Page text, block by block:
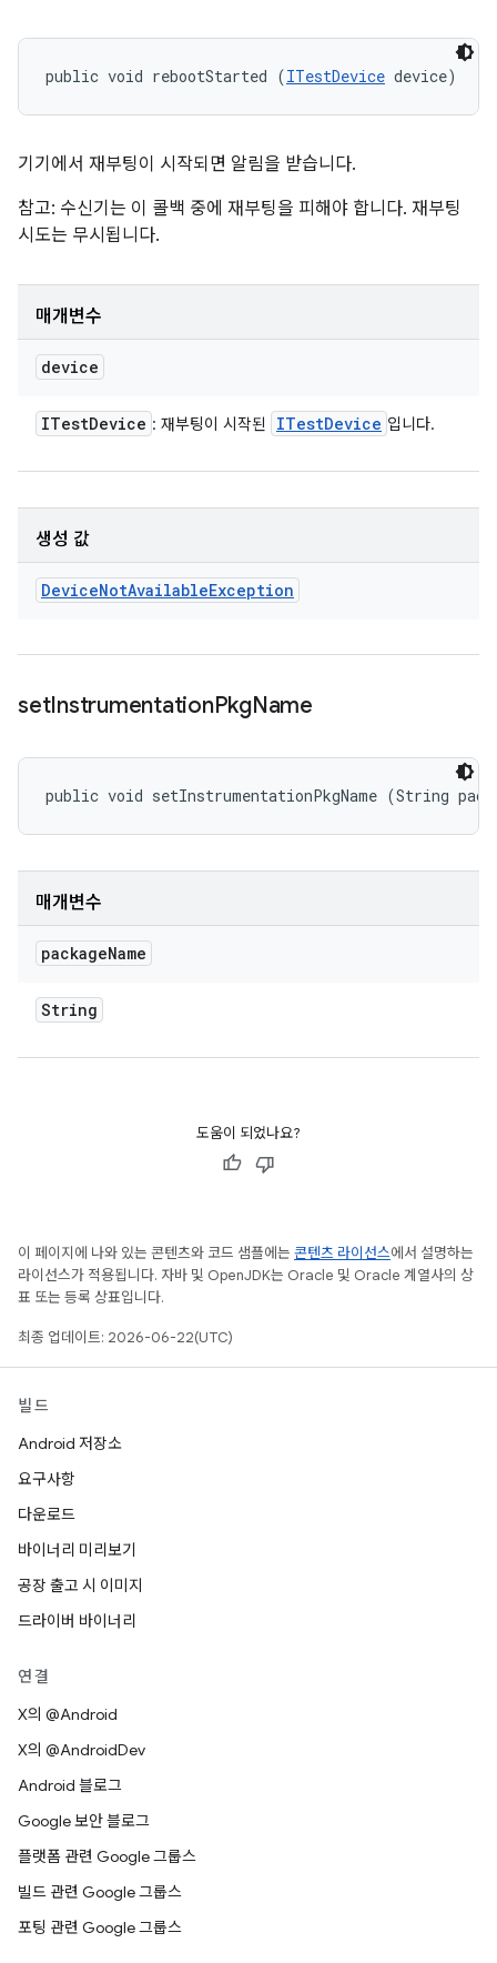
public void rebootStarted (ITestDevice device)
기기에서 재부팅이 시작되면 알림을 받습니다.
참고: 수신기는 이 콜백 중에 재부팅을 피해야 합니다. 재부팅
시도는 무시됩니다.
매개변수
device
ITestDevice : 재부팅이 시작된 ITestDevice 입니다.
생성 값
DeviceNotAvailableException
setInstrumentationPkgName
public void setInstrumentationPkgName (String
매개변수
packageName
String
도움이 되었나요?
이 페이지에 나와 있는 콘텐츠와 코드 샘플에는 콘텐츠 라이선스에서 설명하는
라이선스가 적용됩니다. 자바 및 OpenJDK는 Oracle 및 Oracle 계열사의 상
표 또는 등록 상표입니다.
최종 업데이트: 2026-06-22(UTC)
빌드
Android 저장소
요구사항
다운로드
바이너리 미리보기
공장 출고 시 이미지
드라이버 바이너리
연결
X의 @Android
X의 @AndroidDev
Android 블로그
Google 보안 블로그
플랫폼 관련 Google 그룹스
빌드 관련 Google 그룹스
포팅 관련 Google 그룹스